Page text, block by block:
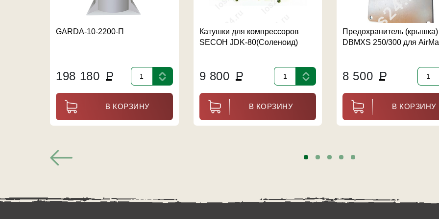
GARDA-10-2200-П
198 180 Р
В КОРЗИНУ
Катушки для компрессоров
SECOH JDK-80(Соленоид)
9 800 Р
В КОРЗИНУ
Предохранитель (крышка)
DBMXS 250/300 для
8 500 Р
В КОРЗИНУ